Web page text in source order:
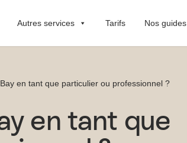
Autres services Tarifs Nos guides
en tant que particulier ou professionnel ?
en tant que